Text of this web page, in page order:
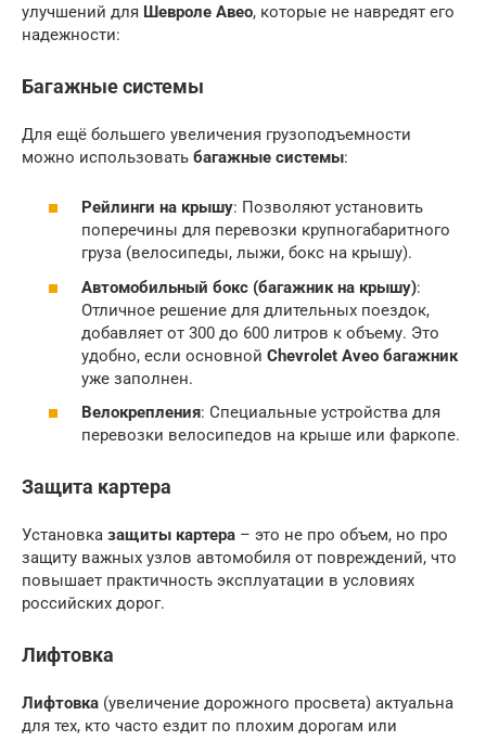
улучшений для Шевроле Авео, которые не навредят его
надежности:
Багажные системы
Для ещё большего увеличения грузоподъемности
можно использовать багажные системы:
Рейлинги на крышу: Позволяют установить
поперечины для перевозки крупногабаритного
груза (велосипеды, лыжи, бокс на крышу).
Автомобильный бокс (багажник на крышу):
Отличное решение для длительных поездок,
добавляет от 300 до 600 литров к объему. Это
удобно, если основной Chevrolet Aveo багажник
уже заполнен.
Велокрепления: Специальные устройства для
перевозки велосипедов на крыше или фаркопе.
Защита картера
Установка защиты картера – это не про объем, но про
защиту важных узлов автомобиля от повреждений, что
повышает практичность эксплуатации в условиях
российских дорог.
Лифтовка
Лифтовка (увеличение дорожного просвета) актуальна
для тех, кто часто ездит по плохим дорогам или